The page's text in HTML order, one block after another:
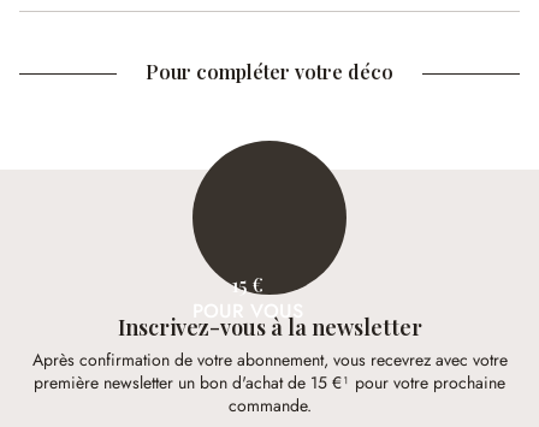
Pour compléter votre déco
15 €
POUR VOUS
Inscrivez-vous à la newsletter
Après confirmation de votre abonnement, vous recevrez avec votre
première newsletter un bon d'achat de 15 €¹ pour votre prochaine
commande.